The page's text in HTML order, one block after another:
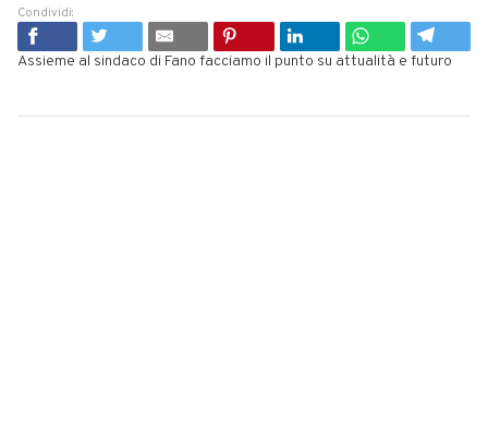
Condividi:
Assieme al sindaco di Fano facciamo il punto su attualità e futuro